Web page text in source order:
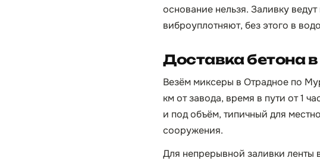
основание нельзя. Заливку
виброуплотняют, без этого в
Доставка бетона
Везём миксеры в Отрадное по
км от завода, время в пути от 1
и под объём, типичный для
сооружения.
Для непрерывной заливки